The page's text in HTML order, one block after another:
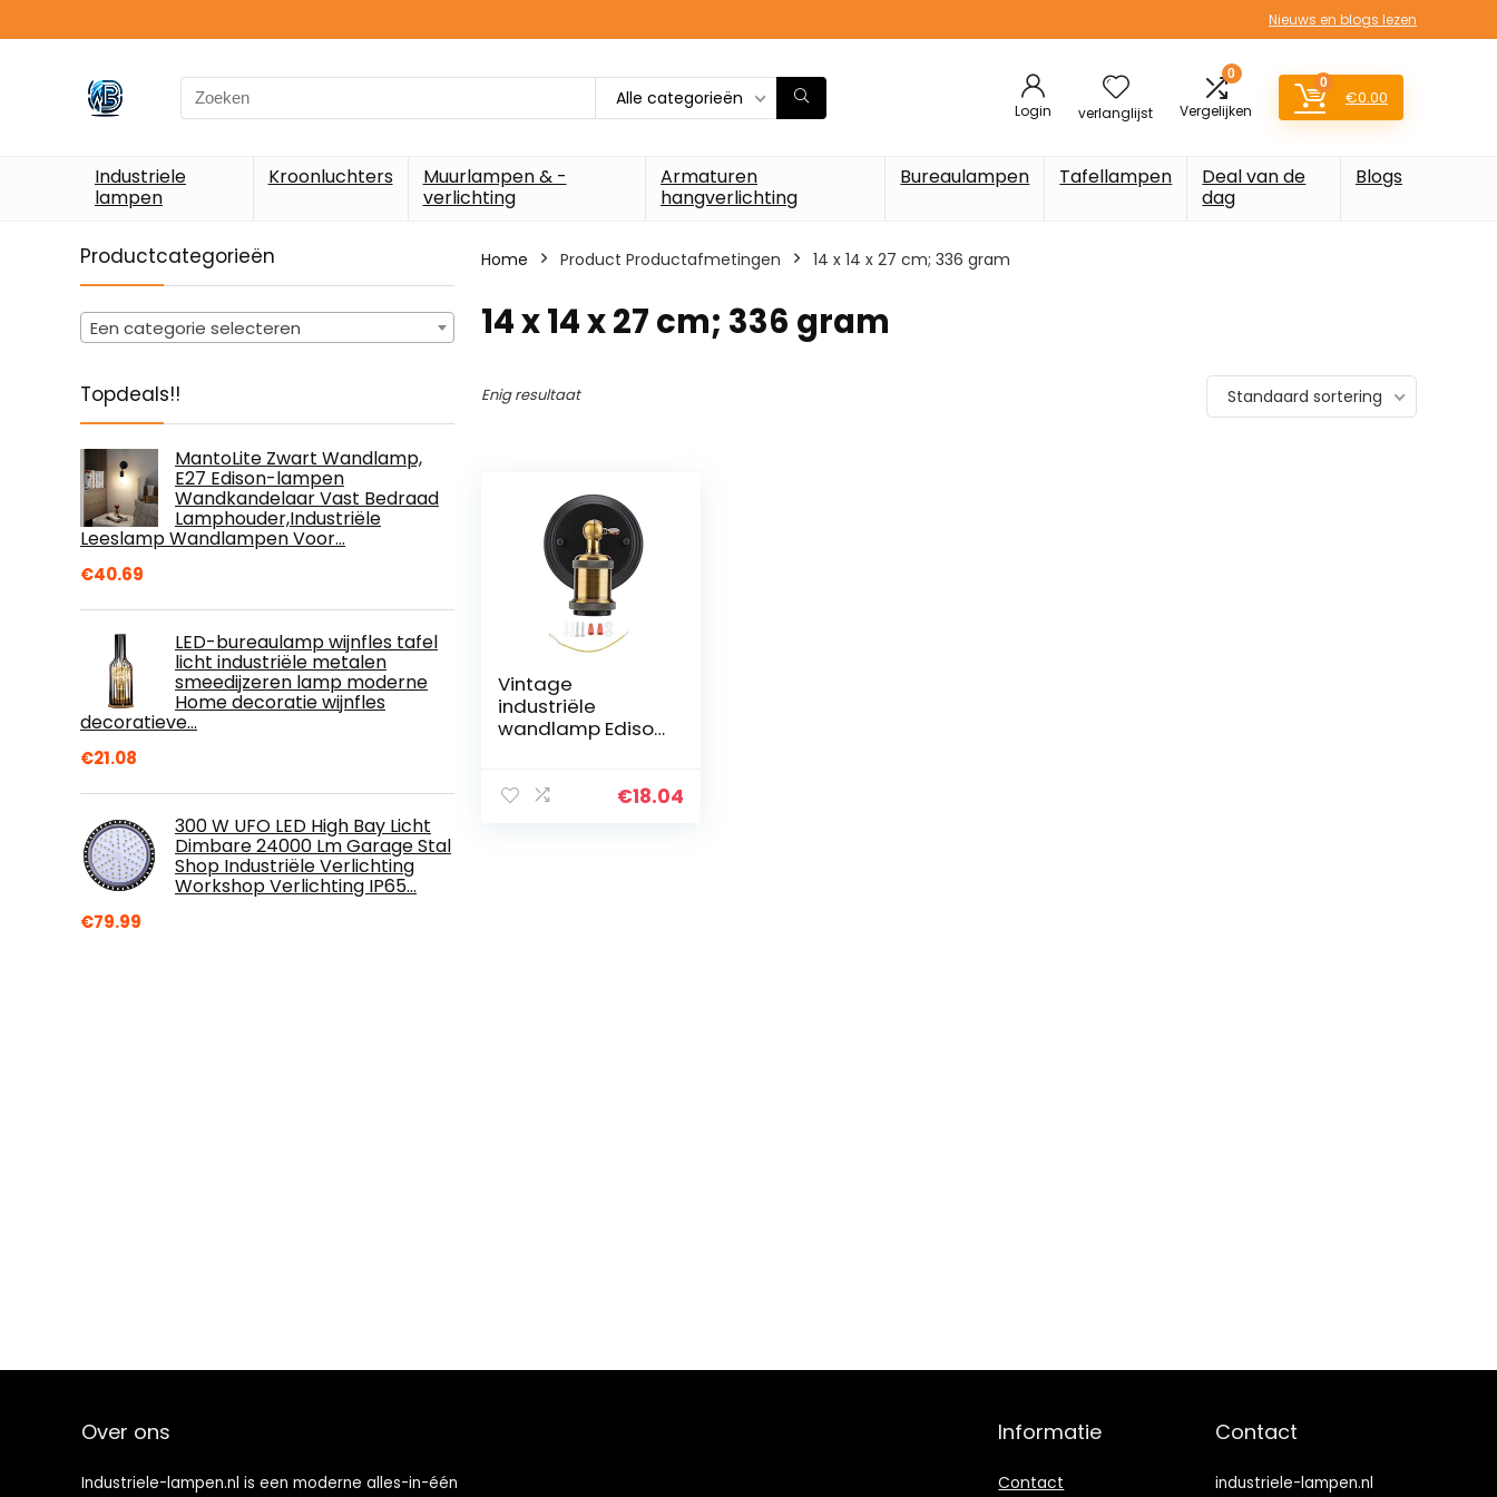
Nieuws en blogs lezen
Search
for:
Alle categorieën
Login verlanglijst
0
Vergelijken
0
€0.00
Industriele
lampen
Kroonluchters
Muurlampen & -
verlichting
Armaturen
hangverlichting
Bureaulampen Tafellampen
Deal van de
dag
Blogs
Productcategorieën
Een categorie selecteren
Topdeals!!
MantoLite Zwart Wandlamp,
E27 Edison-lampen
Wandkandelaar Vast Bedraad
Lamphouder,Industriële
Leeslamp Wandlampen Voor…
€40.69
LED-bureaulamp wijnfles tafel
licht industriële metalen
smeedijzeren lamp moderne
Home decoratie wijnfles
decoratieve…
€21.08
300 W UFO LED High Bay Licht
Dimbare 24000 Lm Garage Stal
Shop Industriële Verlichting
Workshop Verlichting IP65…
€79.99
Home Product Productafmetingen ‎14 x 14 x 27 cm; 336 gram
‎14 x 14 x 27 cm; 336 gram
Enig resultaat Standaard sortering
Vintage
industriële
wandlamp Edison
veranda
€18.04
Over ons
Industriele-lampen.nl is een moderne alles-in-één
Informatie
Contact
Contact
industriele-lampen.nl